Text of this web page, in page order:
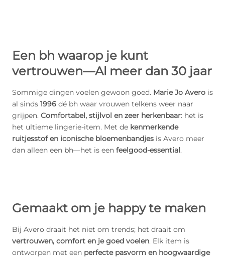
Een bh waarop je kunt
vertrouwen—Al meer dan 30 jaar
Sommige dingen voelen gewoon goed. Marie Jo Avero is
al sinds 1996 dé bh waar vrouwen telkens weer naar
grijpen. Comfortabel, stijlvol en zeer herkenbaar: het is
het ultieme lingerie-item. Met de kenmerkende
ruitjesstof en iconische bloemenbandjes is Avero meer
dan alleen een bh—het is een feelgood-essential.
Gemaakt om je happy te maken
Bij Avero draait het niet om trends; het draait om
vertrouwen, comfort en je goed voelen. Elk item is
ontworpen met een perfecte pasvorm en hoogwaardige